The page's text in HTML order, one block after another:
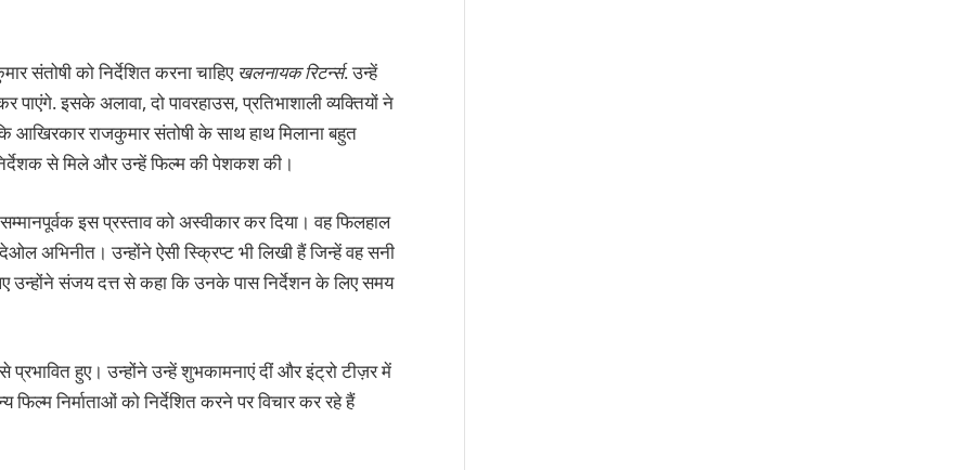
संतोषी को निर्देशित करना चाहिए खलनायक रिटर्न्स. उन्हें
इसके अलावा, दो पावरहाउस, प्रतिभाशाली व्यक्तियों ने
राजकुमार संतोषी के साथ हाथ मिलाना बहुत
से मिले और उन्हें फिल्म की पेशकश की।
इस प्रस्ताव को अस्वीकार कर दिया। वह फिलहाल
अभिनीत। उन्होंने ऐसी स्क्रिप्ट भी लिखी हैं जिन्हें वह सनी
संजय दत्त से कहा कि उनके पास निर्देशन के लिए समय
हुए। उन्होंने उन्हें शुभकामनाएं दीं और इंट्रो टीज़र में
निर्माताओं को निर्देशित करने पर विचार कर रहे हैं